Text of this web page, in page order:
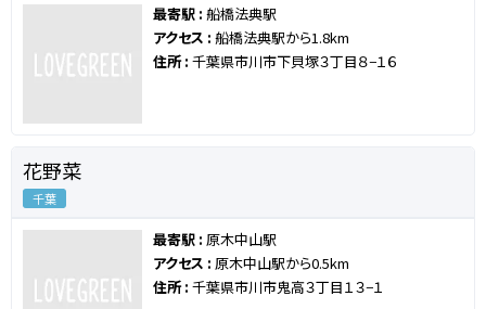
最寄駅 : 船橋法典駅
アクセス : 船橋法典駅から1.8km
住所 : 千葉県市川市下貝塚３丁目８−１６
花野菜
千葉
最寄駅 : 原木中山駅
アクセス : 原木中山駅から0.5km
住所 : 千葉県市川市鬼高３丁目１３−１